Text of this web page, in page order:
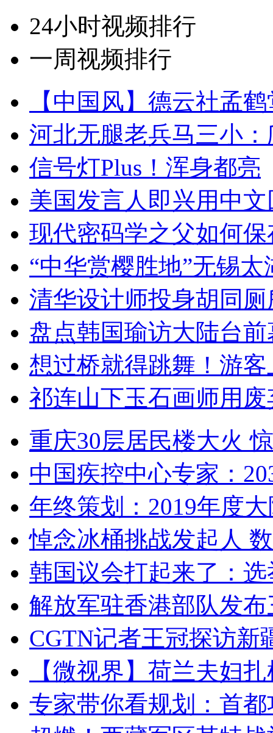
24小时视频排行
一周视频排行
【中国风】德云社孟
河北无腿老兵马三小
信号灯Plus！浑身都亮
美国发言人即兴用中
现代密码学之父如何
“中华赏樱胜地”无锡
清华设计师投身胡同
盘点韩国瑜访大陆台
想过桥就得跳舞！游客
祁连山下玉石画师用
重庆30层居民楼大火
中国疾控中心专家：
年终策划：2019年度
悼念冰桶挑战发起人
韩国议会打起来了：
解放军驻香港部队发
CGTN记者王冠探访新
【微视界】荷兰夫妇
专家带你看规划：首